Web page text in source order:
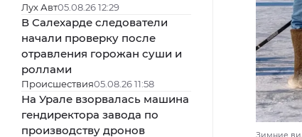
Лух Авт05.08.26 12:29
В Салехарде следователи
начали проверку после
отравления горожан суши и
роллами
Происшествия05.08.26 11:58
На Урале взорвалась машина
гендиректора завода по
производству дронов
Зимние